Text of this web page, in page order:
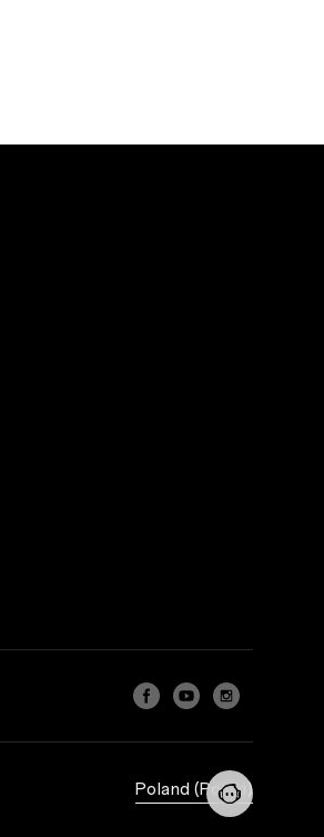
Poland (Polski)